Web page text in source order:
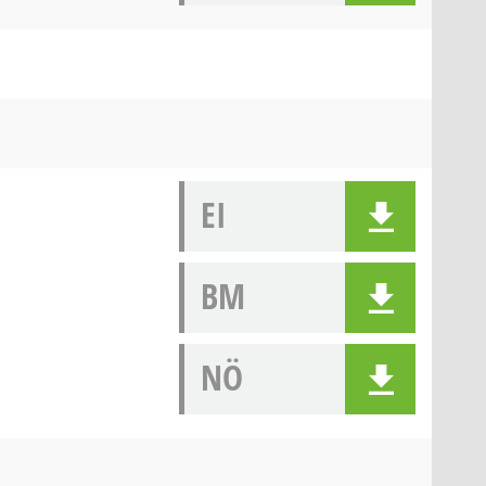
EI
BM
NÖ